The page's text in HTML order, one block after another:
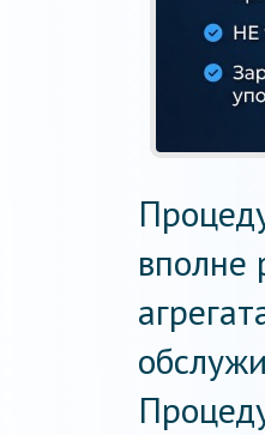
вполне